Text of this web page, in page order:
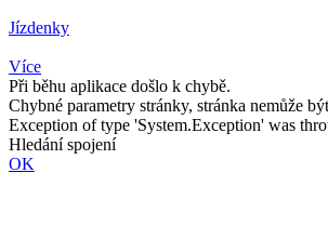
Jízdenky
Více
Při běhu aplikace došlo k chybě.
Chybné parametry stránky, stránka nemůže
Exception of type 'System.Exception' was
Hledání spojení
OK